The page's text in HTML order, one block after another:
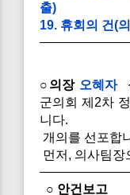
출)
19. 휴회의 건(
○의장 오혜자
군의회 제2차
니다.
개의를 선포합
먼저, 의사팀
○ 안건보고